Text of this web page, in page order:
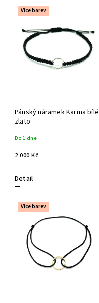
Nejdražší
Nejprodávanější
Více barev
Pánský náramek Karma bílé
zlato
Do 1 dne
2 000 Kč
Detail
Více barev